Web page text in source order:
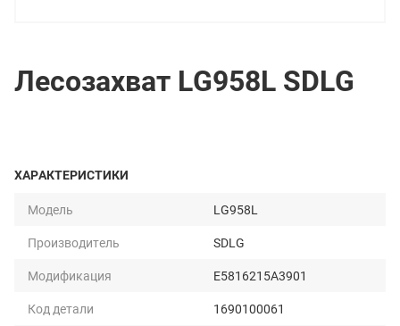
Лесозахват LG958L SDLG
ХАРАКТЕРИСТИКИ
Модель
LG958L
Производитель
SDLG
Модификация
E5816215A3901
Код детали
1690100061